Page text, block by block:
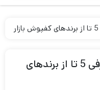
تولیدی کفپوش خودرو و معرفی 5 تا از برندهای